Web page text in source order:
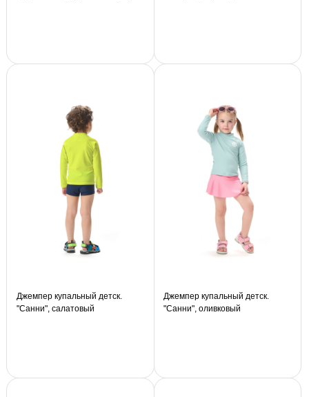
Джемпер купальный детск.
"Санни", салатовый
Джемпер купальный детск.
"Санни", оливковый